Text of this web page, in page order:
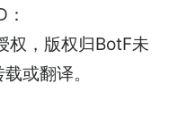
权，版权归BotF未
或翻译。